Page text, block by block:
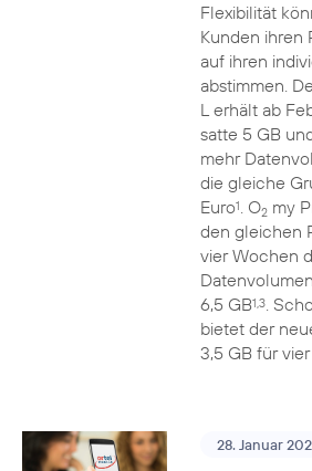
Flexibilität
Kunden ihren
auf ihren
abstimmen.
L erhält ab
satte 5 GB
mehr
die gleiche
Euro1. O2my
den gleichen
vier Wochen
6,5 GB1,3.
bietet der
3,5 GB für
28. Januar